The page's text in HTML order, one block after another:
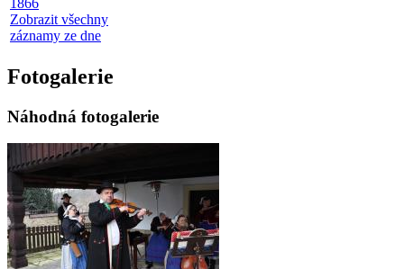
Zobrazit všechny
záznamy ze dne
Fotogalerie
Náhodná fotogalerie